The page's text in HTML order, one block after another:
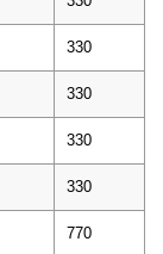
330
330
330
330
770